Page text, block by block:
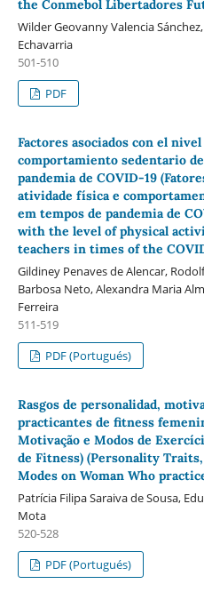
the Conmebol Libertadores
Wilder Geovanny Valencia
Echavarria
501-510
PDF
Factores asociados con el
comportamiento sedentario
pandemia de COVID-19
atividade física e
em tempos de pandemia de
with the level of physical
teachers in times of the
Gildiney Penaves de Alencar,
Barbosa Neto, Alexandra Maria
Ferreira
511-519
PDF (Portugués)
Rasgos de personalidad,
practicantes de fitness
Motivação e Modos de
de Fitness) (Personality
Modes on Woman Who
Patrícia Filipa Saraiva de Sousa,
Mota
520-528
PDF (Portugués)